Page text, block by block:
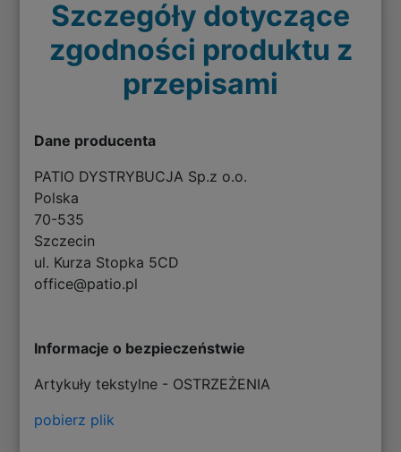
Szczegóły dotyczące
zgodności produktu z
przepisami
Dane producenta
PATIO DYSTRYBUCJA Sp.z o.o.
Polska
70-535
Szczecin
ul. Kurza Stopka 5CD
office@patio.pl
Informacje o bezpieczeństwie
Artykuły tekstylne - OSTRZEŻENIA
pobierz plik